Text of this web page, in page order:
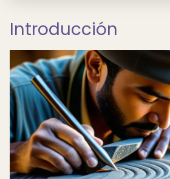
Introducción